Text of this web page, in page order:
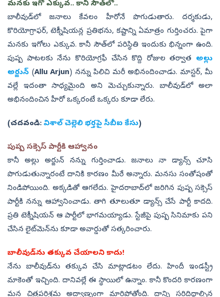
మనకు ఇగో ఎక్కువ.. కానీ సౌత్‌లో..
బాలీవుడ్‌లో జనాలు కేవలం హీరోనే పొగుడుతారు. దర్శకుడు,
కొరియోగ్రాఫర్‌, టెక్నీషియన్ల ప్రతిభను, కష్టాన్ని ఏమాత్రం గుర్తించరు. పైగా
మనకు ఇగోలు ఎక్కువ. కానీ సౌత్‌లో పరిస్థితి ఇందుకు భిన్నంగా ఉంది.
పుష్ప పాటలకు నేను కొరియోగ్రఫీ చేసిన కొద్ది రోజుల తర్వాత అల్లు
అర్జున్‌ (Allu Arjun) నన్ను పిలిచి మరీ అభినందించాడు. మాస్టర్‌, మీ
వల్లే ఇదంతా సాధ్యమైంది అని మెచ్చుకున్నారు. బాలీవుడ్‌లో అలా
అభినందించిన హీరో ఒక్కరంటే ఒక్కరు కూడా లేరు.
(చదవండి: విశాల్‌ చెల్లెలి భర్తపై సీబీఐ కేసు)
పుష్ప సక్సెస్‌ పార్టీకి ఆహ్వానం
కానీ అల్లు అర్జున్‌ నన్ను గుర్తించాడు. జనాలు నా డ్యాన్స్‌ చూసి
పొగుడుతున్నారంటే దానికి కారణం మీరే అన్నారు. మనసు సంతోషంతో
నిండిపోయింది. అక్కడితో ఆగలేదు. హైదరాబాద్‌లో జరిగిన పుష్ప సక్సెస్‌
పార్టీకి నన్ను ఆహ్వానించాడు. తాగి తూలుతూ డ్యాన్స్‌ చేసే పార్టీ కాదది.
ప్రతి టెక్నీషియన్‌ ఆ పార్టీలో భాగమయ్యాడు. స్టేజీపై పుష్ప సినిమాకు పని
చేసిన లైట్‌మెన్‌ను కూడా అవార్డుతో సత్కరించారు.
బాలీవుడ్‌ను తక్కువ చేయాలని కాదు!
నేను బాలీవుడ్‌ను తక్కువ చేసి మాట్లాడటం లేదు. హిందీ ఇండస్ట్రీ
మాకెంతో ఇచ్చింది. దానివల్లే ఈ స్థాయిలో ఉన్నాం. కానీ కొందరి కారణంగా
మన చిత్రపరిశ్రమ అద్వాణ్నంగా మారిపోతోంది. దాన్ని సరిదిద్దాల్సిన